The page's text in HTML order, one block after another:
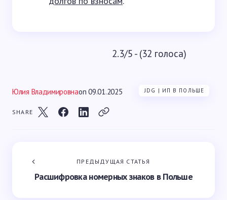
2.3/5 - (32 голоса)
Юлия Владимировнаon 09.01.2025 JDG | ИП В ПОЛЬШЕ
SHARE
ПРЕДЫДУЩАЯ СТАТЬЯ
Расшифровка номерных знаков в Польше